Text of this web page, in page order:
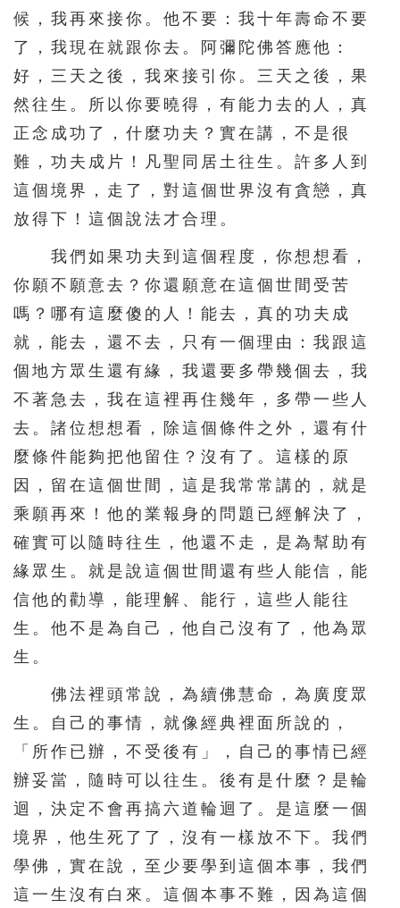
候，我再來接你。他不要：我十年壽命不要
了，我現在就跟你去。阿彌陀佛答應他：
好，三天之後，我來接引你。三天之後，果
然往生。所以你要曉得，有能力去的人，真
正念成功了，什麼功夫？實在講，不是很
難，功夫成片！凡聖同居土往生。許多人到
這個境界，走了，對這個世界沒有貪戀，真
放得下！這個說法才合理。
我們如果功夫到這個程度，你想想看，
你願不願意去？你還願意在這個世間受苦
嗎？哪有這麼傻的人！能去，真的功夫成
就，能去，還不去，只有一個理由：我跟這
個地方眾生還有緣，我還要多帶幾個去，我
不著急去，我在這裡再住幾年，多帶一些人
去。諸位想想看，除這個條件之外，還有什
麼條件能夠把他留住？沒有了。這樣的原
因，留在這個世間，這是我常常講的，就是
乘願再來！他的業報身的問題已經解決了，
確實可以隨時往生，他還不走，是為幫助有
緣眾生。就是說這個世間還有些人能信，能
信他的勸導，能理解、能行，這些人能往
生。他不是為自己，他自己沒有了，他為眾
生。
佛法裡頭常說，為續佛慧命，為廣度眾
生。自己的事情，就像經典裡面所說的，
「所作已辦，不受後有」，自己的事情已經
辦妥當，隨時可以往生。後有是什麼？是輪
迴，決定不會再搞六道輪迴了。是這麼一個
境界，他生死了了，沒有一樣放不下。我們
學佛，實在說，至少要學到這個本事，我們
這一生沒有白來。這個本事不難，因為這個